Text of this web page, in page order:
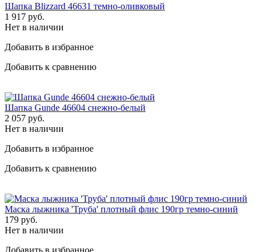
Шапка Blizzard 46631 темно-оливковый
1 917 руб.
Нет в наличии
Добавить в избранное
Добавить к сравнению
Шапка Gunde 46604 снежно-белый
2 057 руб.
Нет в наличии
Добавить в избранное
Добавить к сравнению
Маска лыжника 'Труба' плотный флис 190гр темно-синий
179 руб.
Нет в наличии
Добавить в избранное